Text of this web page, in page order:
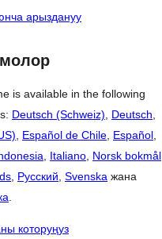
арыздануу
is available in the following
Deutsch (Schweiz) Deutsch
Español de Chile Español
Italiano Norsk bokmål
Русский Svenska жана
которуңуз